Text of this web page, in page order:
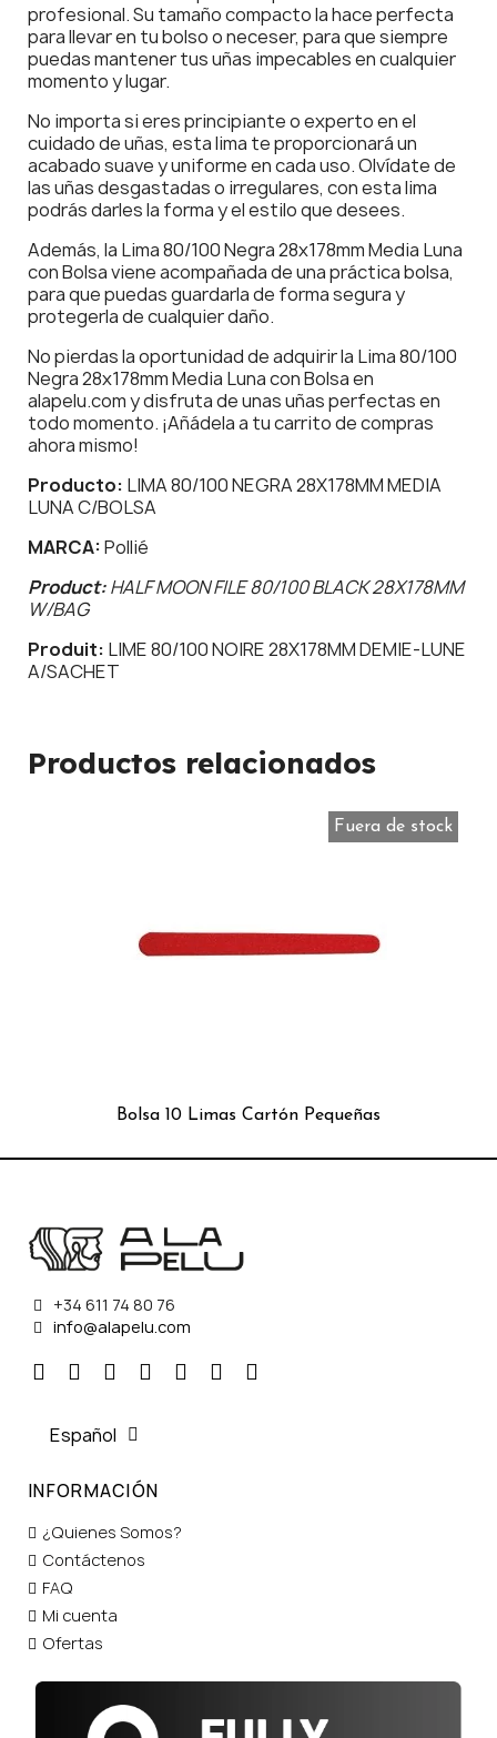
profesional. Su tamaño compacto la hace perfecta
para llevar en tu bolso o neceser, para que siempre
puedas mantener tus uñas impecables en cualquier
momento y lugar.
No importa si eres principiante o experto en el
cuidado de uñas, esta lima te proporcionará un
acabado suave y uniforme en cada uso. Olvídate de
las uñas desgastadas o irregulares, con esta lima
podrás darles la forma y el estilo que desees.
Además, la Lima 80/100 Negra 28x178mm Media Luna
con Bolsa viene acompañada de una práctica bolsa,
para que puedas guardarla de forma segura y
protegerla de cualquier daño.
No pierdas la oportunidad de adquirir la Lima 80/100
Negra 28x178mm Media Luna con Bolsa en
alapelu.com y disfruta de unas uñas perfectas en
todo momento. ¡Añádela a tu carrito de compras
ahora mismo!
Producto: LIMA 80/100 NEGRA 28X178MM MEDIA
LUNA C/BOLSA
MARCA:Pollié
Product:HALF MOON FILE 80/100 BLACK 28X178MM
W/BAG
Produit: LIME 80/100 NOIRE 28X178MM DEMIE-LUNE
A/SACHET
Productos relacionados
Fuera de stock
Bolsa 10 Limas Cartón Pequeñas
+34 611 74 80 76
info@alapelu.com
Español
INFORMACIÓN
¿Quienes Somos?
Contáctenos
FAQ
Mi cuenta
Ofertas